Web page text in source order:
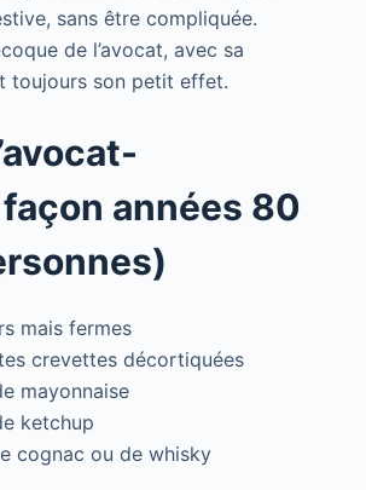
sans être compliquée.
de l’avocat, avec sa
toujours son petit effet.
années 80
mais fermes
crevettes décortiquées
mayonnaise
ketchup
cognac ou de whisky